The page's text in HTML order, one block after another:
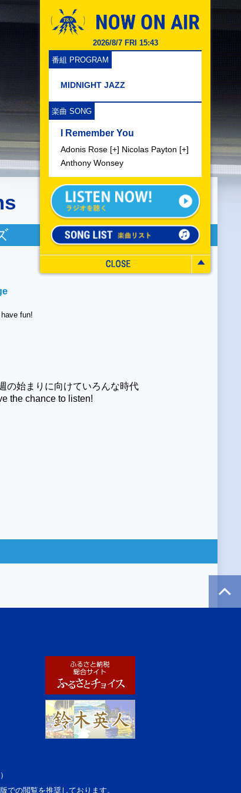
2026/8/7 FRI 15:43
番組 PROGRAM
MIDNIGHT JAZZ
楽曲 SONG
I Remember You
Adonis Rose [+] Nicolas Payton [+]
Anthony Wonsey
fun!
の始まりに向けていろんな時代
the chance to listen!
での閲覧を推奨しております。